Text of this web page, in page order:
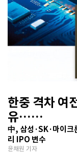
한중 격차 여
유…
기술보다 무
中, 삼성·SK·마이크
리 IPO 변수
윤채원 기자